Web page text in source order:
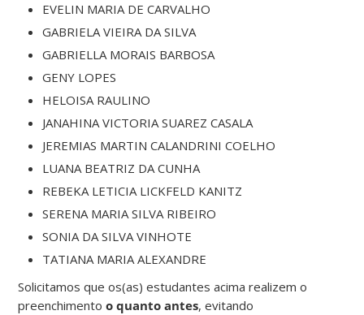
EVELIN MARIA DE CARVALHO
GABRIELA VIEIRA DA SILVA
GABRIELLA MORAIS BARBOSA
GENY LOPES
HELOISA RAULINO
JANAHINA VICTORIA SUAREZ CASALA
JEREMIAS MARTIN CALANDRINI COELHO
LUANA BEATRIZ DA CUNHA
REBEKA LETICIA LICKFELD KANITZ
SERENA MARIA SILVA RIBEIRO
SONIA DA SILVA VINHOTE
TATIANA MARIA ALEXANDRE
Solicitamos que os(as) estudantes acima realizem o
preenchimentoo quanto antes, evitando